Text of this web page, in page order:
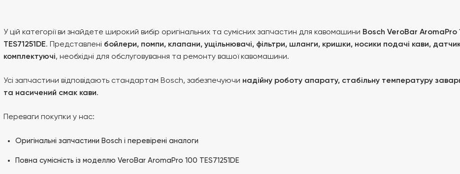
У цій категорії ви знайдете широкий вибір оригінальних та сумісних запчастин для кавомашини Bosch VeroBar AromaPro
TES71251DE. Представлені бойлери, помпи, клапани, ущільнювачі, фільтри, шланги, кришки, носики подачі кави,
комплектуючі, необхідні для обслуговування та ремонту вашої кавомашини.
Усі запчастини відповідають стандартам Bosch, забезпечуючи надійну роботу апарату, стабільну температуру
та насичений смак кави.
Переваги покупки у нас:
Оригінальні запчастини Bosch і перевірені аналоги
Повна сумісність із моделлю VeroBar AromaPro 100 TES71251DE